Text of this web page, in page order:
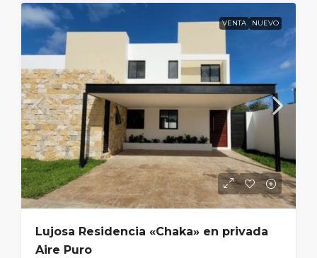
VENTA NUEVO
Lujosa Residencia «Chaka» en privada
Aire Puro